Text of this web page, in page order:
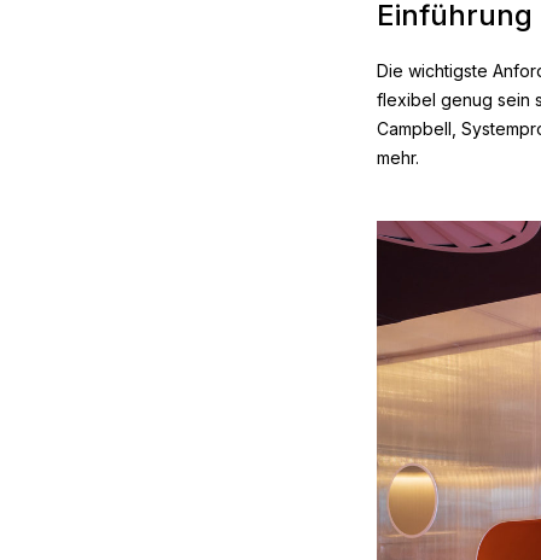
Einführung
Die wichtigste
flexibel genug sein
Campbell,
mehr.